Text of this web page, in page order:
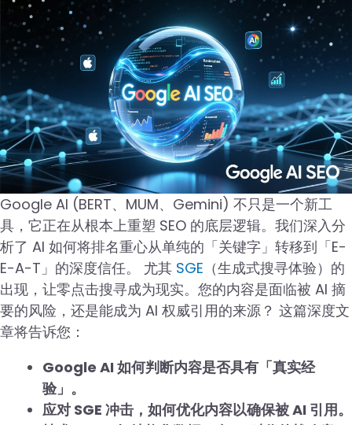
Google AI (BERT、MUM、Gemini) 不只是一个新工
具，它正在从根本上重塑 SEO 的底层逻辑。我们深入分
析了 AI 如何将排名重心从单纯的「关键字」转移到「E-
E-A-T」的深度信任。 尤其 SGE （生成式搜寻体验）的
出现，让零点击搜寻成为现实。您的内容是面临被 AI 摘
要的风险，还是能成为 AI 权威引用的来源？ 这篇深度文
章将告诉您：
Google AI 如何判断内容是否具有「真实经
验」。
应对 SGE 冲击，如何优化内容以确保被 AI 引用。